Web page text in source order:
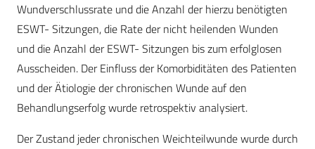
Wundverschlussrate und die Anzahl der hierzu benötigten
ESWT- Sitzungen, die Rate der nicht heilenden Wunden
und die Anzahl der ESWT- Sitzungen bis zum erfolglosen
Ausscheiden. Der Einfluss der Komorbiditäten des Patienten
und der Ätiologie der chronischen Wunde auf den
Behandlungserfolg wurde retrospektiv analysiert.
Der Zustand jeder chronischen Weichteilwunde wurde durch